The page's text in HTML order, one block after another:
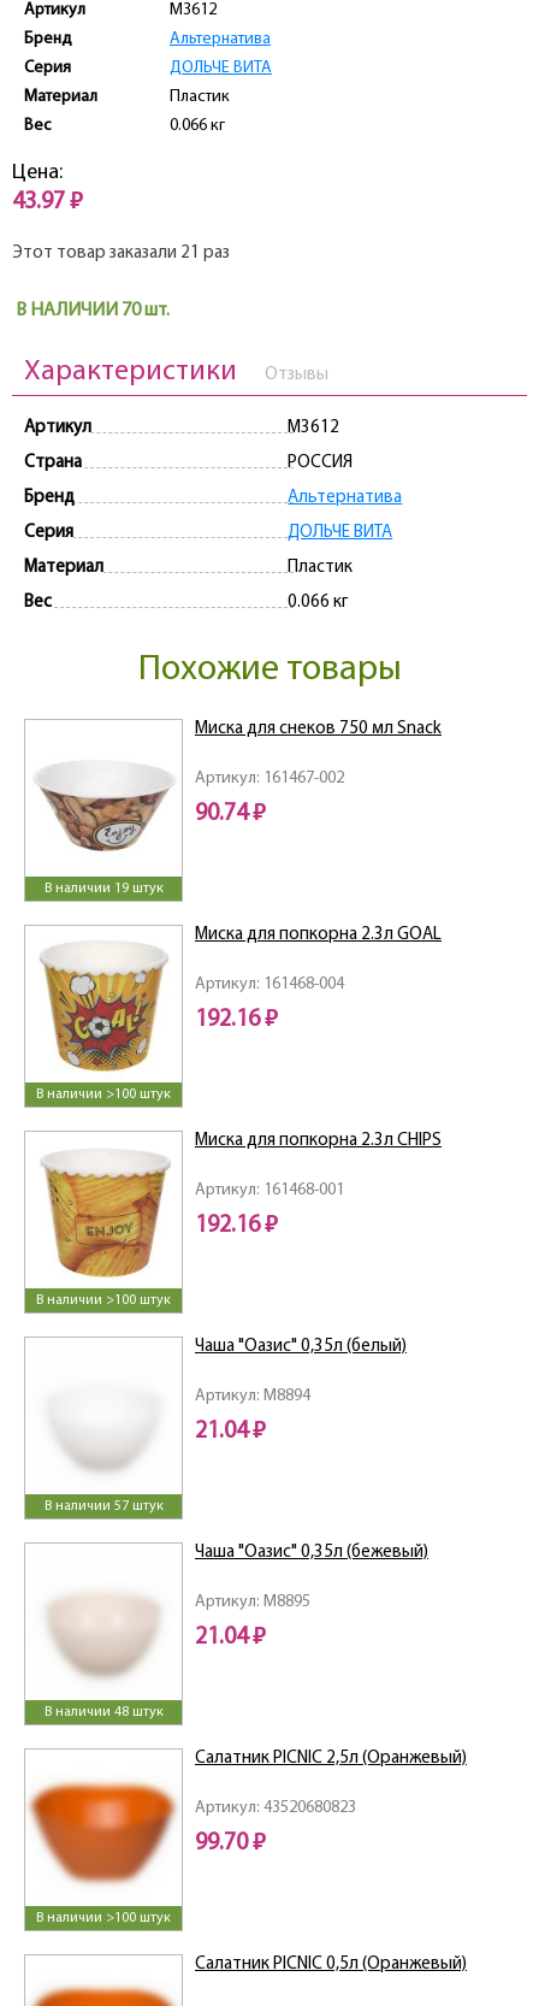
Артикул
M3612
Бренд
Альтернатива
Серия
ДОЛЬЧЕ ВИТА
Материал
Пластик
Вес
0.066 кг
Цена:
43.97 ₽
Этот товар заказали 21 раз
В НАЛИЧИИ 70 шт.
Характеристики Отзывы
Артикул
M3612
Страна
РОССИЯ
Бренд
Альтернатива
Серия
ДОЛЬЧЕ ВИТА
Материал
Пластик
Вес
0.066 кг
Похожие товары
В наличии 19 штук
Артикул: 161467-002
Миска для снеков 750 мл Snack
90.74 ₽
В наличии >100 штук
Артикул: 161468-004
Миска для попкорна 2.3л GOAL
192.16 ₽
В наличии >100 штук
Артикул: 161468-001
Миска для попкорна 2.3л CHIPS
192.16 ₽
В наличии 57 штук
Артикул: M8894
Чаша "Оазис" 0,35л (белый)
21.04 ₽
В наличии 48 штук
Артикул: M8895
Чаша "Оазис" 0,35л (бежевый)
21.04 ₽
В наличии >100 штук
Артикул: 43520680823
Салатник PICNIC 2,5л (Оранжевый)
99.70 ₽
Салатник PICNIC 0,5л (Оранжевый)